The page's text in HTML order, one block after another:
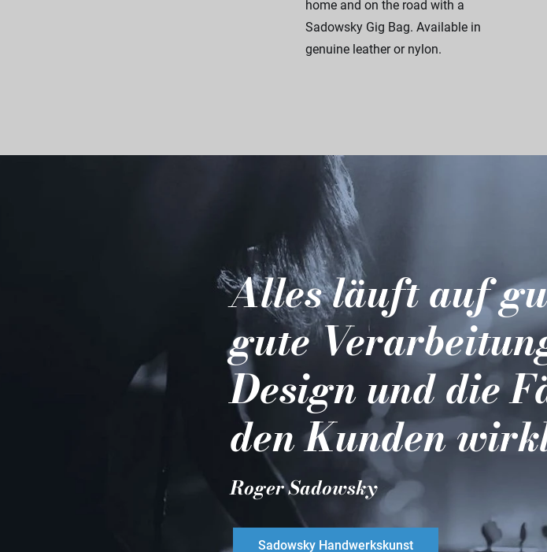
home and on the road with a
Sadowsky Gig Bag. Available in
genuine leather or nylon.
Alles läuft auf
gute
Design und die
den Kunden
Roger Sadowsky
Sadowsky Handwerkskunst